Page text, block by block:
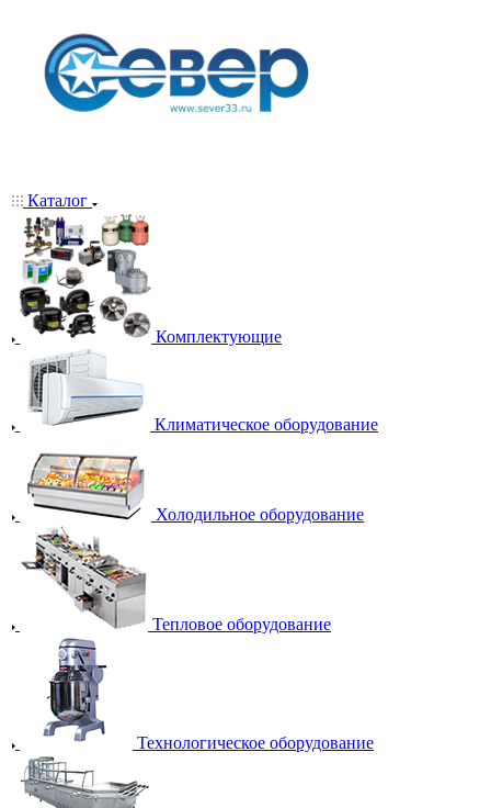
Каталог
Комплектующие
Климатическое оборудование
Холодильное оборудование
Тепловое оборудование
Технологическое оборудование